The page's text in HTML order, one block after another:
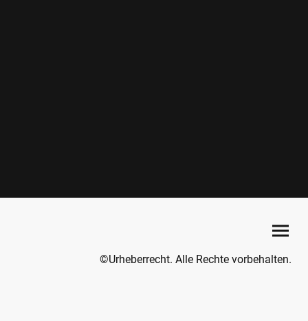
©Urheberrecht. Alle Rechte vorbehalten.